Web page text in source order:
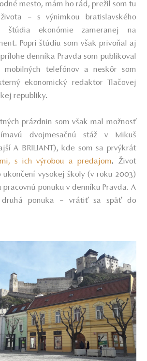
mesto, mám ho rád, prežil som tu
– s výnimkou bratislavského
štúdia ekonómie zameranej na
Popri štúdiu som však privoňal aj
denníka Pravda som publikoval
mobilných telefónov a neskôr som
ekonomický redaktor Tlačovej
republiky.
prázdnin som však mal možnosť
dvojmesačnú stáž v Mikuš
A BRILIANT), kde som sa prvýkrát
s ich výrobou a predajom.
Život
vysokej školy (v roku 2003)
pracovnú ponuku v denníku Pravda. A
ponuka – vrátiť sa späť do